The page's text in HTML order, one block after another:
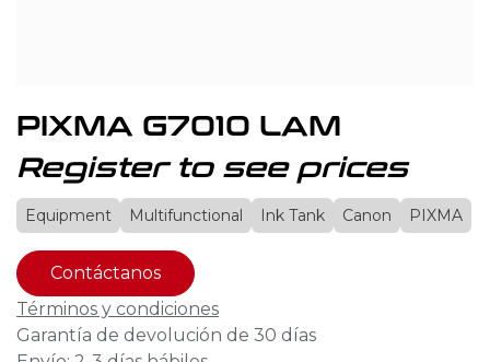
PIXMA G7010 LAM
Register to see prices
Equipment Multifunctional Ink Tank Canon PIXMA
Contáctanos
Términos y condiciones
Garantía de devolución de 30 días